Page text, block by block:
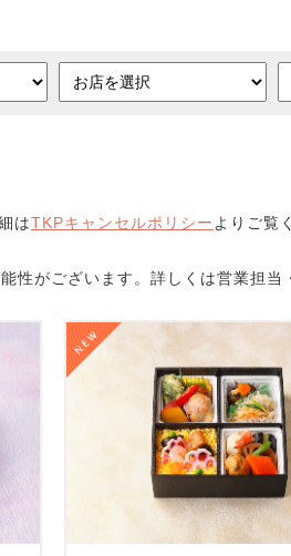
はTKPキャンセルポリシー よりご覧
がございます。詳しくは営業担当